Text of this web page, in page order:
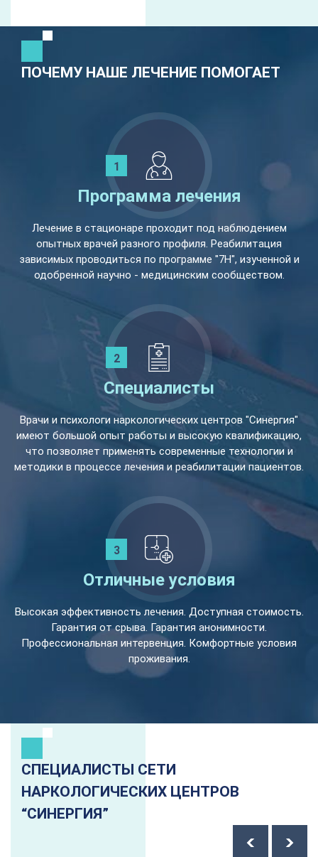
ПОЧЕМУ НАШЕ ЛЕЧЕНИЕ ПОМОГАЕТ
Программа лечения
Лечение в стационаре проходит под наблюдением
опытных врачей разного профиля. Реабилитация
зависимых проводиться по программе "7Н", изученной и
одобренной научно - медицинским сообществом.
Специалисты
Врачи и психологи наркологических центров "Синергия"
имеют большой опыт работы и высокую квалификацию,
что позволяет применять современные технологии и
методики в процессе лечения и реабилитации пациентов.
Отличные условия
Высокая эффективность лечения. Доступная стоимость.
Гарантия от срыва. Гарантия анонимности.
Профессиональная интервенция. Комфортные условия
проживания.
СПЕЦИАЛИСТЫ СЕТИ
НАРКОЛОГИЧЕСКИХ ЦЕНТРОВ
“СИНЕРГИЯ”